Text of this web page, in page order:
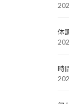
体
時